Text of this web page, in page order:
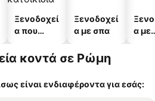
Ξενοδοχεί
α που
κατοικίδι
Ξενοδοχεί
α με σπα
α με
κοντά σε Ρώμη
είναι ενδιαφέροντα για εσάς: